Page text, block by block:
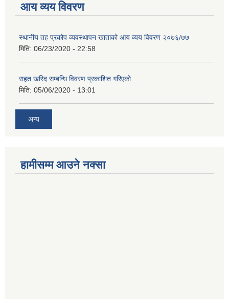
आय व्यय विवरण
स्थानीय तह प्रकोप व्यवस्थापन खाताको आय व्यय विवरण २०७६/७७
मिति: 06/23/2020 - 22:58
राहत खरिद सम्बन्धि विवरण प्रकाशित गरिएको
मिति: 05/06/2020 - 13:01
अन्य
हामीसम्म आउने नक्सा